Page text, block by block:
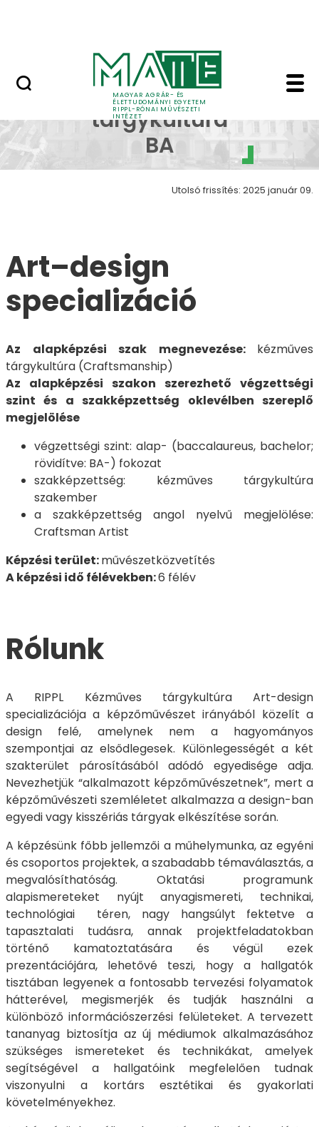
MAGYAR AGRÁR- ÉS
ÉLETTUDOMÁNYI EGYETEM
RIPPL-RÓNAI MŰVÉSZETI
INTÉZET
Kézműves kipakolás
Kézműves
tárgykultúra
BA
Utolsó frissítés: 2025 január 09.
Art–design
specializáció
Az alapképzési szak megnevezése: kézműves
tárgykultúra (Craftsmanship)
Az alapképzési szakon szerezhető végzettségi
szint és a szakképzettség oklevélben szereplő
megjelölése
végzettségi szint: alap- (baccalaureus, bachelor;
rövidítve: BA-) fokozat
szakképzettség: kézműves tárgykultúra
szakember
a szakképzettség angol nyelvű megjelölése:
Craftsman Artist
Képzési terület:művészetközvetítés
A képzési idő félévekben:6 félév
Rólunk
A RIPPL Kézműves tárgykultúra Art-design
specializációja a képzőművészet irányából közelít a
design felé, amelynek nem a hagyományos
szempontjai az elsődlegesek. Különlegességét a két
szakterület párosításából adódó egyedisége adja.
Nevezhetjük “alkalmazott képzőművészetnek”, mert a
képzőművészeti szemléletet alkalmazza a design-ban
egyedi vagy kisszériás tárgyak elkészítése során.
A képzésünk főbb jellemzői a műhelymunka, az egyéni
és csoportos projektek, a szabadabb témaválasztás, a
megvalósíthatóság. Oktatási programunk
alapismereteket nyújt anyagismereti, technikai,
technológiai téren, nagy hangsúlyt fektetve a
tapasztalati tudásra, annak projektfeladatokban
történő kamatoztatására és végül ezek
prezentációjára, lehetővé teszi, hogy a hallgatók
tisztában legyenek a fontosabb tervezési folyamatok
hátterével, megismerjék és tudják használni a
különböző információszerzési felületeket. A tervezett
tananyag biztosítja az új médiumok alkalmazásához
szükséges ismereteket és technikákat, amelyek
segítségével a hallgatóink megfelelően tudnak
viszonyulni a kortárs esztétikai és gyakorlati
követelményekhez.